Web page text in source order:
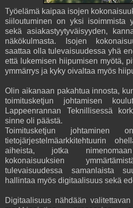
Työelämä kaipaa isojen
siiloutuminen on yksi isoimmista
sekä asiakastyytyväisyyden,
näkökulmasta. Isojen
saattaa olla tulevaisuudessa yhä
että lukemisen hiipumisen myötä,
ymmärrys ja kyky oivaltaa myös
Olin aikanaan pakahtua innosta,
toimitusketjun johtamisen
Lappeenrannan Teknillisessä
sinne oli päästä.
Toimitusketjun johtaminen
tietojärjestelmäarkkitehtuurin
aiheista, jotka
kokonaisuuksien
tulevaisuudessa samanlaista
hallintaa myös digitaalisuus sekä
Digitaalisuus nähdään